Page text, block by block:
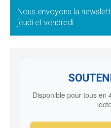
Nous envoyons la
jeudi et vendredi
Disponible pour tous en